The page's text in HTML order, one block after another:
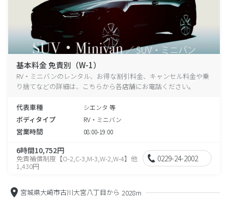
基本料金 免責別（W-1）
RV・ミニバンのレンタル、お得な割引料金、キャンセル料金や乗
り捨てなどの詳細は、こちらから各店舗にお電話ください。
代表車種 シエンタ 等
ボディタイプ RV・ミニバン
営業時間 08:00-19:00
6時間10,752円
免責補償制度【O-2,C-3,M-3,W-2,W-4】他
1,430円
0229-24-2002
宮城県大崎市古川大宮八丁目から 2028m